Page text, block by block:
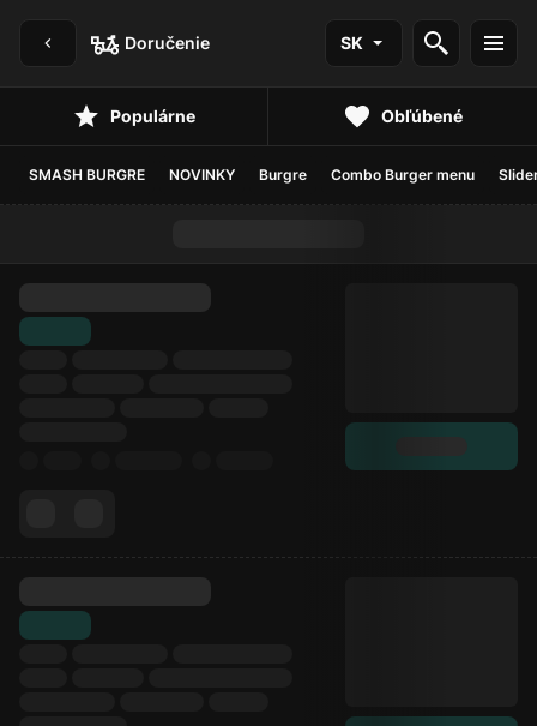
Doručenie SK
Populárne Obľúbené
SMASH BURGRE NOVINKY Burgre Combo Burger menu